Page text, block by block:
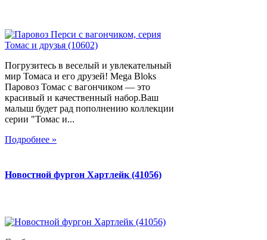
Погрузитесь в веселый и увлекательный
мир Томаса и его друзей! Mega Bloks
Паровоз Томас с вагончиком — это
красивый и качественный набор.Ваш
малыш будет рад пополнению коллекции
серии "Томас и...
Подробнее »
Новостной фургон Хартлейк (41056)